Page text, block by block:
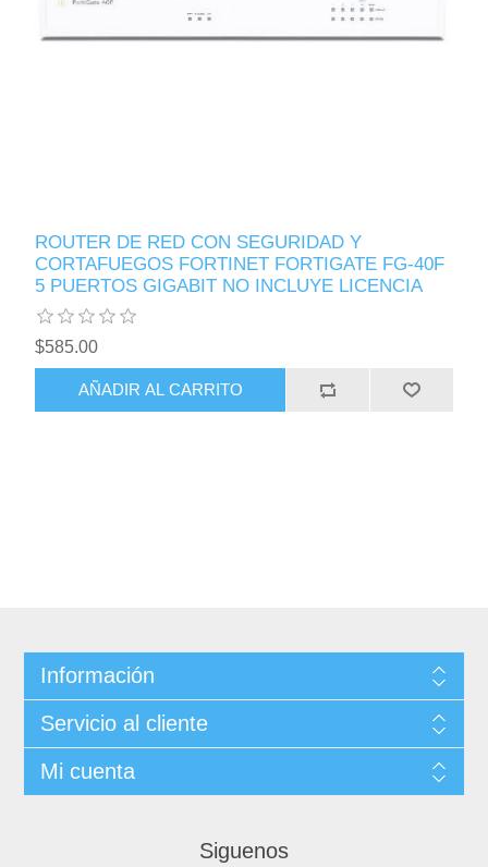
ROUTER DE RED CON SEGURIDAD Y
CORTAFUEGOS FORTINET FORTIGATE FG-40F
5 PUERTOS GIGABIT NO INCLUYE LICENCIA
$585.00
AÑADIR AL CARRITO
Información
Servicio al cliente
Mi cuenta
Siguenos